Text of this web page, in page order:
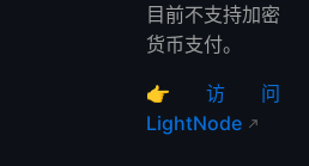
目前不支持加密
货币支付。
👉 访问
LightNode